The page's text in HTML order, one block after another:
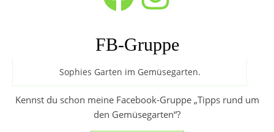
FB-Gruppe
Sophies Garten im Gemüsegarten.
Kennst du schon meine Facebook-Gruppe „Tipps rund um
den Gemüsegarten“?